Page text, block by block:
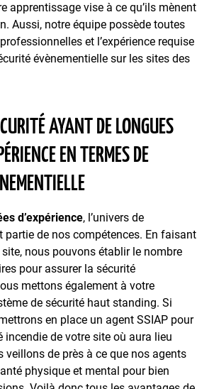
apprentissage vise à ce qu’ils mènent
Aussi, notre équipe possède toutes
et l’expérience requise
évènementielle sur les sites des
AYANT DE LONGUES
EN TERMES DE
d’expérience, l’univers de
partie de nos compétences. En faisant
nous pouvons établir le nombre
pour assurer la sécurité
mettons également à votre
de sécurité haut standing. Si
en place un agent SSIAP pour
incendie de votre site où aura lieu
veillons de près à ce que nos agents
physique et mental pour bien